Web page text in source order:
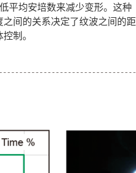
平均安培数来减少变形。这种
间的关系决定了纹波之间的距
制。